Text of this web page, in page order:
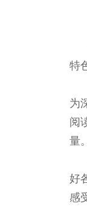
特
为
阅
量。
好
感